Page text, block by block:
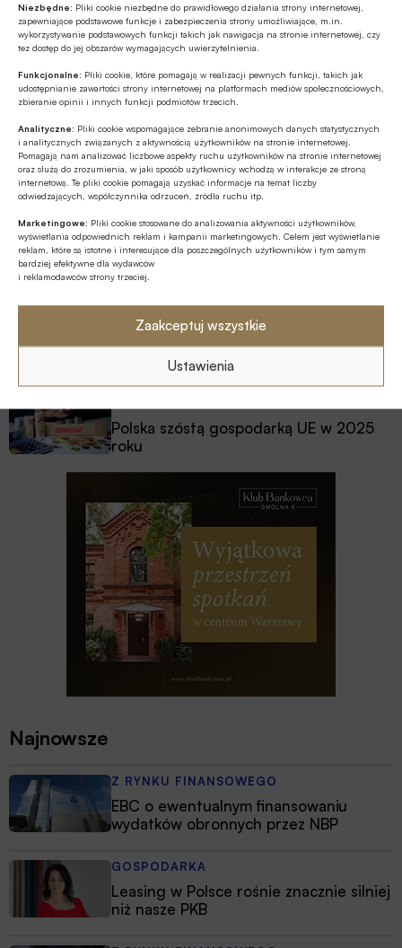
Niezbędne: Pliki cookie niezbędne do prawidłowego działania strony internetowej,
zapewniające podstawowe funkcje i zabezpieczenia strony umożliwiające, m.in.
wykorzystywanie podstawowych funkcji takich jak nawigacja na stronie internetowej, czy
tez dostęp do jej obszarów wymagających uwierzytelnienia.
Funkcjonalne: Pliki cookie, które pomagają w realizacji pewnych funkcji, takich jak
udostępnianie zawartości strony internetowej na platformach mediów społecznościowych,
zbieranie opinii i innych funkcji podmiotów trzecich.
Analityczne: Pliki cookie wspomagające zebranie anonimowych danych statystycznych
i analitycznych związanych z aktywnością użytkowników na stronie internetowej.
Pomagają nam analizować liczbowe aspekty ruchu użytkowników na stronie internetowej
oraz służą do zrozumienia, w jaki sposób użytkownicy wchodzą w interakcje ze stroną
internetową. Te pliki cookie pomagają uzyskać informacje na temat liczby
odwiedzających, współczynnika odrzuceń, źródła ruchu itp.
Marketingowe: Pliki cookie stosowane do analizowania aktywności użytkowników,
wyświetlania odpowiednich reklam i kampanii marketingowych. Celem jest wyświetlanie
reklam, które są istotne i interesujące dla poszczególnych użytkowników i tym samym
bardziej efektywne dla wydawców
i reklamodawców strony trzeciej.
Zaakceptuj wszystkie
Ustawienia
BANK.pl
Polecamy
Z RYNKU FINANSOWEGO
Konieczna zmiana sposobu
finansowania potrzeb polskich sił
zbrojnych
Z RYNKU FINANSOWEGO
Pierwsza emisja BGK obligacji z POLSTR
Z RYNKU FINANSOWEGO
Edukacja finansowa: nowe inicjatywy KE
w ramach strategii unijnej
Polska szóstą gospodarką UE w 2025
roku
Najnowsze
Z RYNKU FINANSOWEGO
EBC o ewentualnym finansowaniu
wydatków obronnych przez NBP
GOSPODARKA
Leasing w Polsce rośnie znacznie silniej
niż nasze PKB